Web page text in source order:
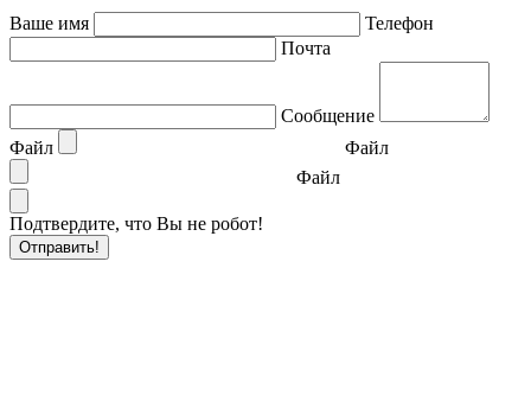
Ваше имя
Телефон
Почта
Сообщение
Файл
Файл
Файл
Подтвердите, что Вы не робот!